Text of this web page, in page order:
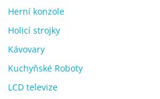
Herní konzole
Holicí strojky
Kávovary
Kuchyňské Roboty
LCD televize